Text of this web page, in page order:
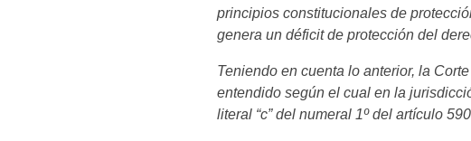
principios constitucionales de
genera un déficit de protección del
Teniendo en cuenta lo anterior, la
entendido según el cual en la
literal “c” del numeral 1º del artículo